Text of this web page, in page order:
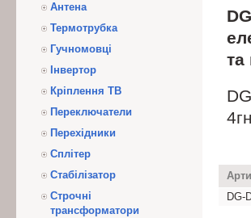
Антена
Термотрубка
Гучномовці
Інвертор
Кріплення ТВ
Переключатели
Перехідники
Сплітер
Стабілізатор
Строчні
трансформатори
та
DG-